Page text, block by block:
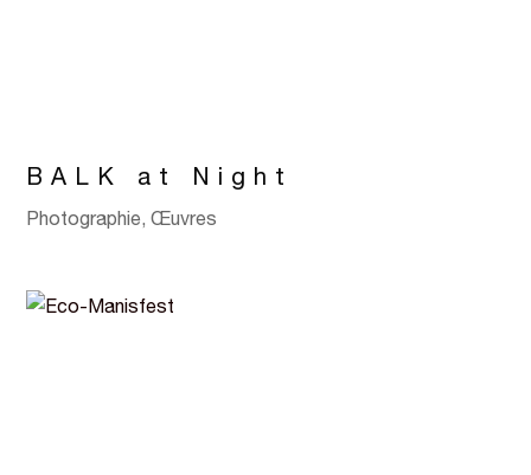
BALK at Night
Photographie,Œuvres